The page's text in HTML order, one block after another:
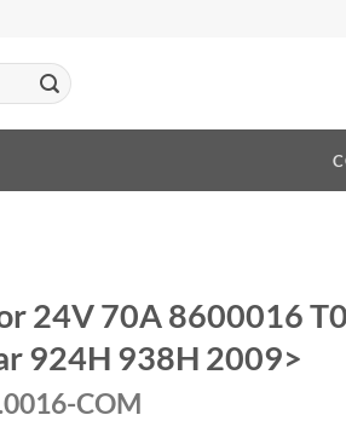
24V 70A 8600016
924H 938H 2009>
COM